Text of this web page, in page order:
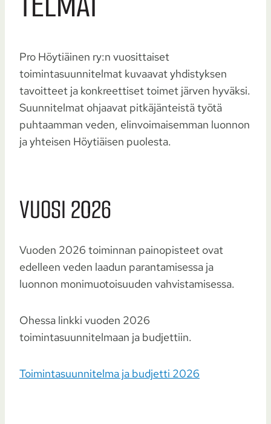
Pro Höytiäinen ry:n vuosittaiset
toimintasuunnitelmat kuvaavat yhdistyksen
tavoitteet ja konkreettiset toimet järven hyväksi.
Suunnitelmat ohjaavat pitkäjänteistä työtä
puhtaamman veden, elinvoimaisemman luonnon
ja yhteisen Höytiäisen puolesta.
VUOSI 2026
Vuoden 2026 toiminnan painopisteet ovat
edelleen veden laadun parantamisessa ja
luonnon monimuotoisuuden vahvistamisessa.
Ohessa linkki vuoden 2026
toimintasuunnitelmaan ja budjettiin.
Toimintasuunnitelma ja budjetti 2026